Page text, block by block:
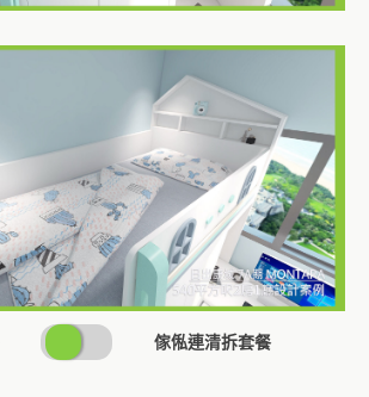
SWITCH
PRICING
傢俬連清拆套餐